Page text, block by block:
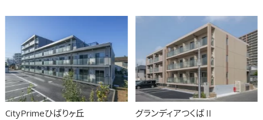
CityPrimeひばりヶ丘 グランディアつくばⅡ